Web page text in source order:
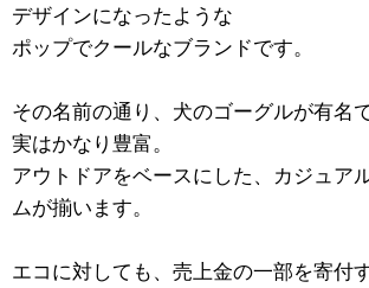
デザインになったような
ポップでクールなブランドです。
その名前の通り、犬のゴーグルが有名
実はかなり豊富。
アウトドアをベースにした、カジュア
ムが揃います。
エコに対しても、売上金の一部を寄付